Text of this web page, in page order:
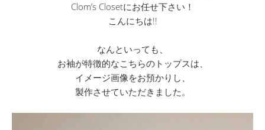
Clom’s Closetにお任せ下さい！
こんにちは!!
なんといっても、
お袖が特徴的なこちらのトップスは、
イメージ画像をお預かりし、
製作させていただきました。